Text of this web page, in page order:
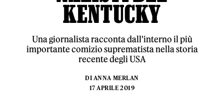
KENTUCKY
Una giornalista racconta dall'interno il più
importante comizio suprematista nella storia
recente degli USA
DI ANNA MERLAN
17 APRILE 2019